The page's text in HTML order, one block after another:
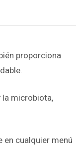
proporciona
la microbiota,
en cualquier menú